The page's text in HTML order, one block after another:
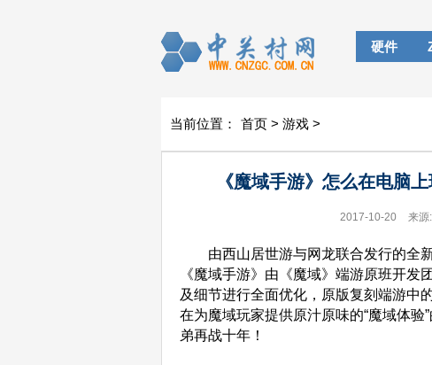
硬件
当前位置： 首页 > 游戏 >
《魔域手游》怎么在电脑
2017-10-20 来源:
由西山居世游与网龙联合发行的全新
《魔域手游》由《魔域》端游原班开发
及细节进行全面优化，原版复刻端游中
在为魔域玩家提供原汁原味的“魔域体
弟再战十年！